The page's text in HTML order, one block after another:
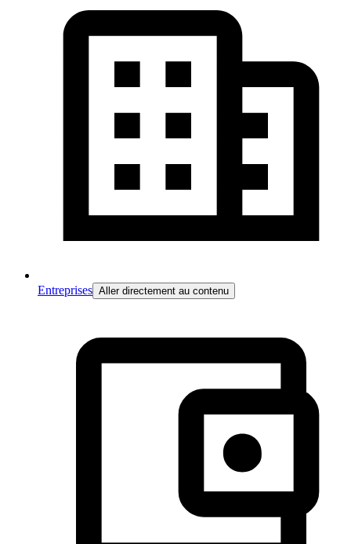
Entreprises Aller directement au contenu